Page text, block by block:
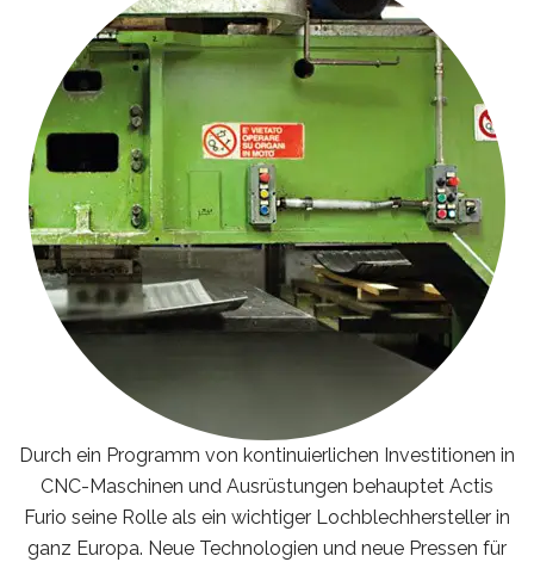
Durch ein Programm von kontinuierlichen Investitionen in
CNC-Maschinen und Ausrüstungen behauptet Actis
Furio seine Rolle als ein wichtiger Lochblechhersteller in
ganz Europa. Neue Technologien und neue Pressen für